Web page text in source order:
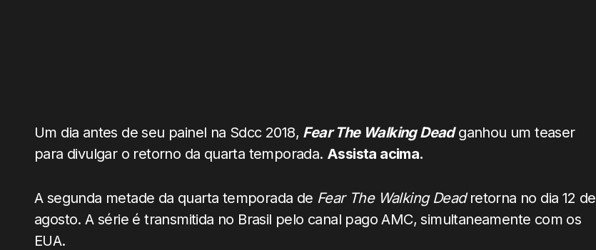
Um dia antes de seu painel na Sdcc 2018, Fear The Walking Deadganhou um teaser
para divulgar o retorno da quarta temporada. Assista acima.
A segunda metade da quarta temporada de Fear The Walking Deadretorna no dia 12 de
agosto. A série é transmitida no Brasil pelo canal pago AMC, simultaneamente com os
EUA.